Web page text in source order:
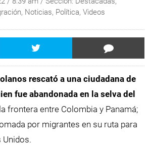
, Noticias, Política, Videos
rescató a una ciudadana de
fue abandonada en la selva del
frontera entre Colombia y Panamá;
por migrantes en su ruta para
Unidos.